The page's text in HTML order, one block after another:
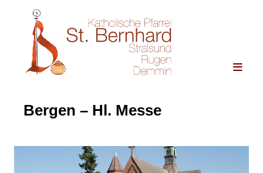
Bergen – Hl. Messe